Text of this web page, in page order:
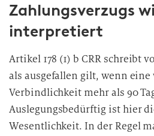
Zahlungsverzugs
interpretiert
Artikel 178 (1) b CRR schreibt
als ausgefallen gilt, wenn eine
Verbindlichkeit mehr als 90
Auslegungsbedürftig ist hier
Wesentlichkeit. In der Regel